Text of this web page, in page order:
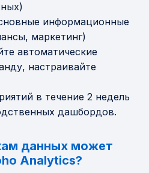
информационные
маркетинг)
автоматические
настраивайте
в течение 2 недель
дашбордов.
данных может
Analytics?